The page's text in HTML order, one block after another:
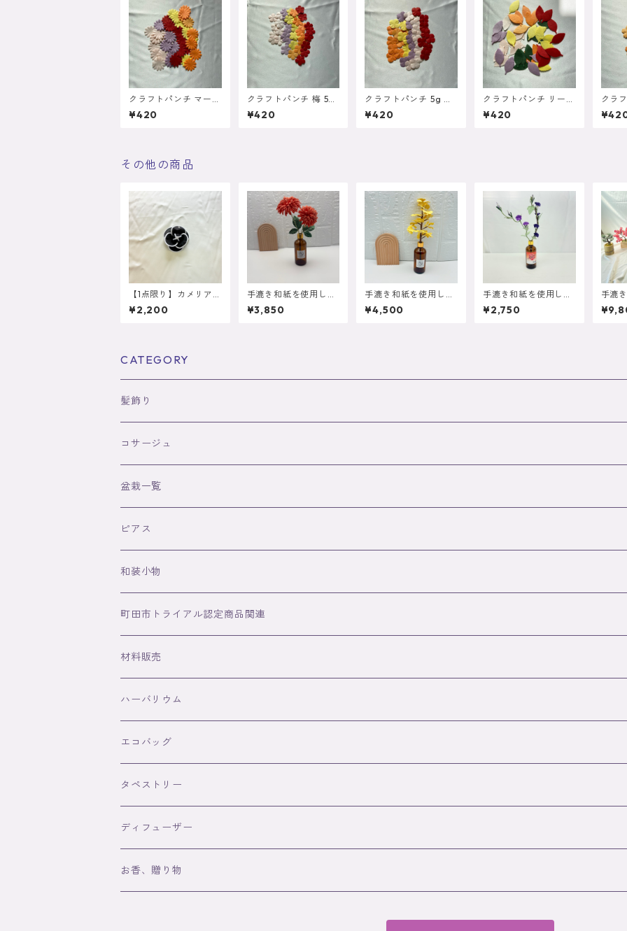
クラフトパンチ マーガ
レット 5g 四国地方機
械漉き和紙 【雲龍】を
¥420
クラフトパンチ 梅 5g
四国地方機械漉き和紙
【雲龍】を使用
¥420
クラフトパンチ 5g ア
ジサイ 四国地方機械漉
き和紙 【雲龍】を使用
¥420
クラフトパンチ リーフ
5g 四国地方機械漉き
和紙 【雲龍】を使用
¥420
クラ
四国
【雲
その他の商品
【1点限り】カメリア
コサージュ※オーガン
ジー生地使用
¥2,200
手漉き和紙を使用した
ダリアのディフューザ
ー
¥3,850
手漉き和紙を使用した
銀杏のディフューザー
¥4,500
手漉き和紙を使用した
朝顔のディフューザー
¥2,750
手漉
盆栽
栽 大
CATEGORY
髪飾り
コサージュ
盆栽一覧
ピアス
和装小物
水引ストラップ
和紙ボールペン
ブローチ
ヘアーアクセサリー
町田市トライアル認定商品関連
関連商品
認定商品
材料販売
ハーバリウム
エコバッグ
タペストリー
ディフューザー
お香、贈り物